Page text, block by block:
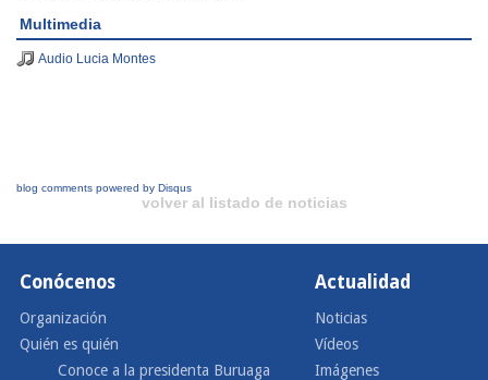
Multimedia
Audio Lucia Montes
blog comments powered by Disqus
volver al listado de noticias
Conócenos
Organización
Quién es quién
Conoce a la presidenta Buruaga
Actualidad
Noticias
Vídeos
Imágenes